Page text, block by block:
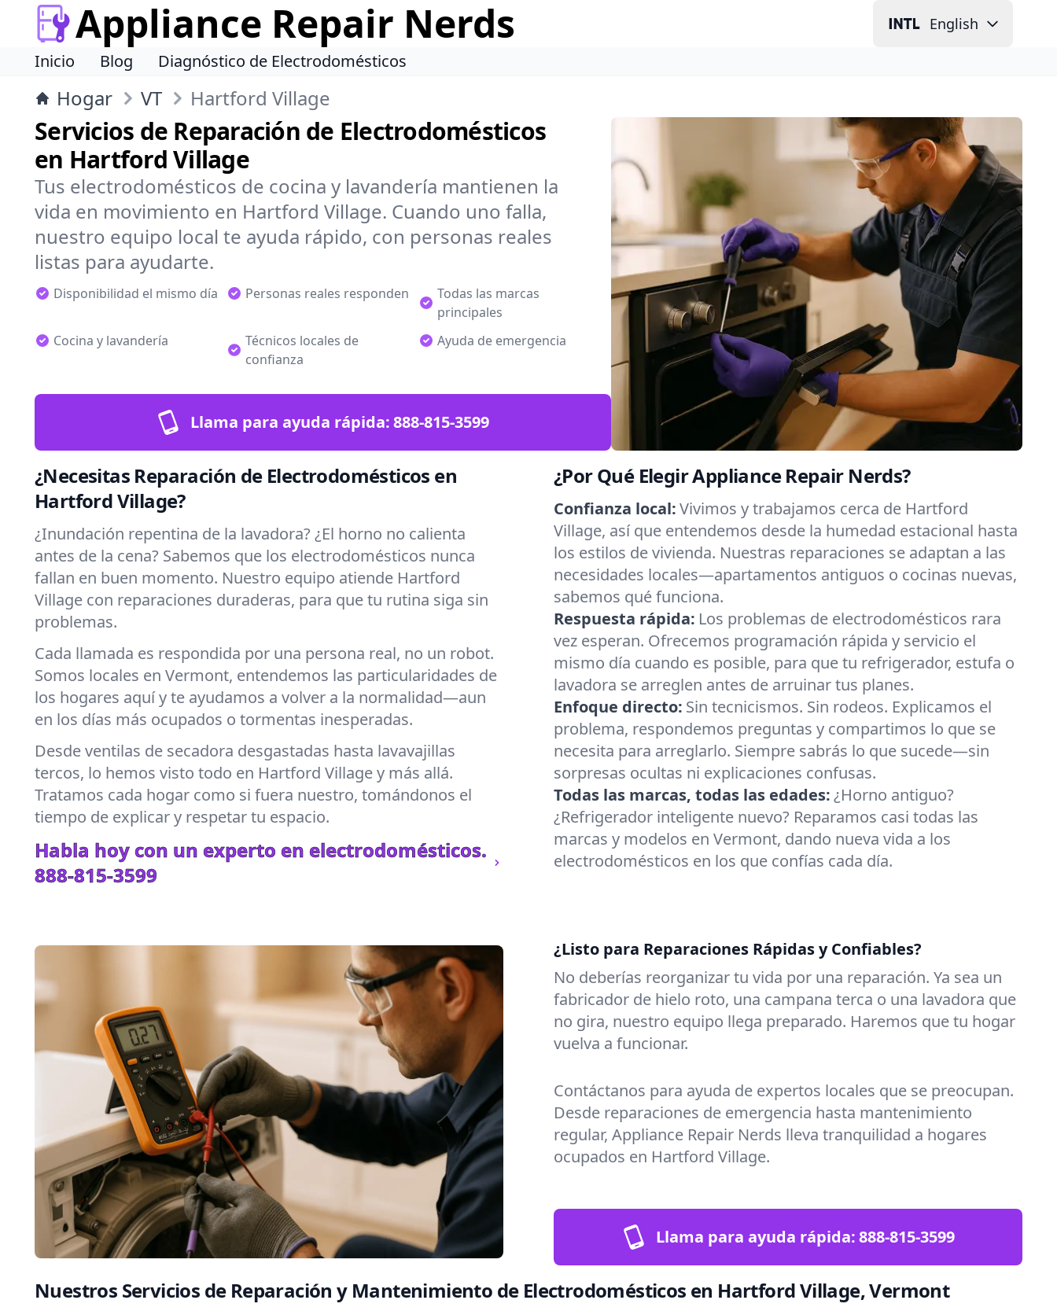
Appliance Repair Nerds English
Inicio Blog Diagnóstico de Electrodomésticos
Hogar VT Hartford Village
Servicios de Reparación de Electrodomésticos
en Hartford Village
Tus electrodomésticos de cocina y lavandería mantienen la
vida en movimiento en Hartford Village. Cuando uno falla,
nuestro equipo local te ayuda rápido, con personas reales
listas para ayudarte.
Disponibilidad el mismo día Personas reales responden
Todas las marcas
principales
Cocina y lavandería
Técnicos locales de
confianza
Ayuda de emergencia
Llama para ayuda rápida:888-815-3599
¿Necesitas Reparación de Electrodomésticos en
Hartford Village?
¿Inundación repentina de la lavadora? ¿El horno no calienta
antes de la cena? Sabemos que los electrodomésticos nunca
fallan en buen momento. Nuestro equipo atiende Hartford
Village con reparaciones duraderas, para que tu rutina siga sin
problemas.
Cada llamada es respondida por una persona real, no un robot.
Somos locales en Vermont, entendemos las particularidades de
los hogares aquí y te ayudamos a volver a la normalidad—aun
en los días más ocupados o tormentas inesperadas.
Desde ventilas de secadora desgastadas hasta lavavajillas
tercos, lo hemos visto todo en Hartford Village y más allá.
Tratamos cada hogar como si fuera nuestro, tomándonos el
tiempo de explicar y respetar tu espacio.
Habla hoy con un experto en electrodomésticos.
888-815-3599
¿Por Qué Elegir Appliance Repair Nerds?
Confianza local:Vivimos y trabajamos cerca de Hartford
Village, así que entendemos desde la humedad estacional hasta
los estilos de vivienda. Nuestras reparaciones se adaptan a las
necesidades locales—apartamentos antiguos o cocinas nuevas,
sabemos qué funciona.
Respuesta rápida: Los problemas de electrodomésticos rara
vez esperan. Ofrecemos programación rápida y servicio el
mismo día cuando es posible, para que tu refrigerador, estufa o
lavadora se arreglen antes de arruinar tus planes.
Enfoque directo: Sin tecnicismos. Sin rodeos. Explicamos el
problema, respondemos preguntas y compartimos lo que se
necesita para arreglarlo. Siempre sabrás lo que sucede—sin
sorpresas ocultas ni explicaciones confusas.
Todas las marcas, todas las edades:¿Horno antiguo?
¿Refrigerador inteligente nuevo? Reparamos casi todas las
marcas y modelos en Vermont, dando nueva vida a los
electrodomésticos en los que confías cada día.
¿Listo para Reparaciones Rápidas y Confiables?
No deberías reorganizar tu vida por una reparación. Ya sea un
fabricador de hielo roto, una campana terca o una lavadora que
no gira, nuestro equipo llega preparado. Haremos que tu hogar
vuelva a funcionar.
Contáctanos para ayuda de expertos locales que se preocupan.
Desde reparaciones de emergencia hasta mantenimiento
regular, Appliance Repair Nerds lleva tranquilidad a hogares
ocupados en Hartford Village.
Llama para ayuda rápida:888-815-3599
Nuestros Servicios de Reparación y Mantenimiento de Electrodomésticos en Hartford Village, Vermont